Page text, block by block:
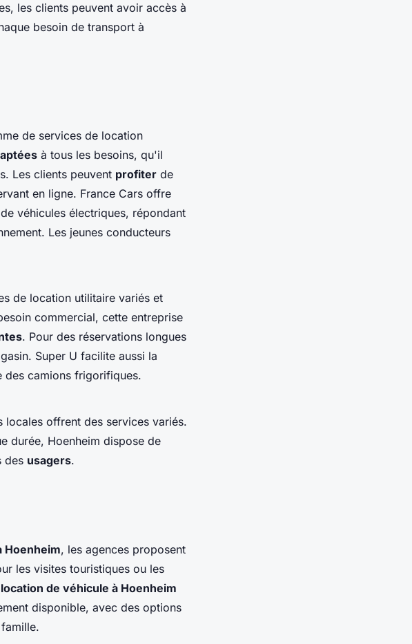
les clients peuvent avoir accès à
besoin de transport à
de services de location
à tous les besoins, qu'il
Les clients peuvent profiter de
en ligne. France Cars offre
de véhicules électriques, répondant
Les jeunes conducteurs
de location utilitaire variés et
commercial, cette entreprise
. Pour des réservations longues
Super U facilite aussi la
des camions frigorifiques.
locales offrent des services variés.
durée, Hoenheim dispose de
des usagers.
Hoenheim, les agences proposent
les visites touristiques ou les
location de véhicule à Hoenheim
disponible, avec des options